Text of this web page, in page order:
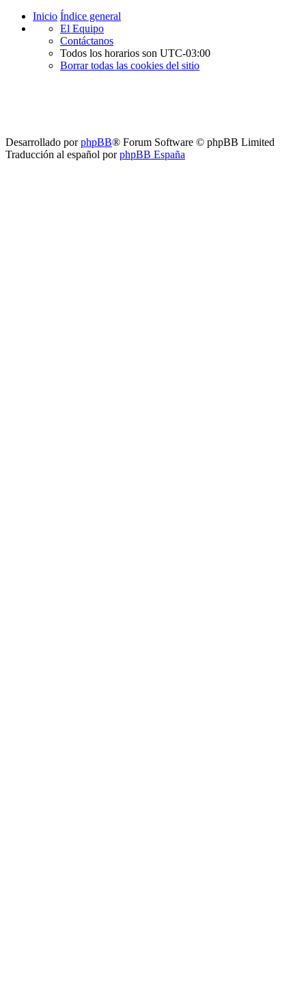
Inicio Índice general
El Equipo
Contáctanos
Todos los horarios son UTC-03:00
Borrar todas las cookies del sitio
Desarrollado porphpBB® Forum Software © phpBB Limited
Traducción al español porphpBB España